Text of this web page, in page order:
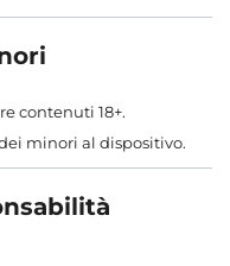
contenuti 18+.
minori al dispositivo.